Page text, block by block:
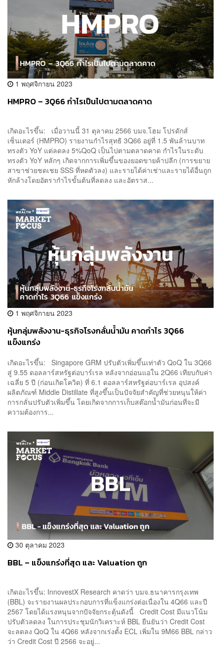
1 พฤศจิกายน 2023
HMPRO – 3Q66 กำไรเป็นไปตามตลาดคาด
เกิดอะไรขึ้น: เมื่อวานนี้ 31 ตุลาคม 2566 บมจ.โฮม โปรดักส์
เซ็นเตอร์ (HMPRO) รายงานกำไรสุทธิ 3Q66 อยู่ที่ 1.5 พันล้านบาท
ทรงตัว YoY แต่ลดลง 5%QoQ เป็นไปตามตลาดคาด กำไรในระดับ
ทรงตัว YoY หลักๆ เกิดจากการเพิ่มขึ้นของยอดขายค้าปลีก (การขยาย
สาขาช่วยชดเชย SSS ที่หดตัวลง) และรายได้ค่าเช่าและรายได้อื่นถูก
หักล้างโดยอัตรากำไรขั้นต้นที่ลดลง และอัตราส...
1 พฤศจิกายน 2023
หุ้นกลุ่มพลังงาน-ธุรกิจโรงกลั่นน้ำมัน คาดกำไร 3Q66
แข็งแกร่ง
เกิดอะไรขึ้น: Singapore GRM ปรับตัวเพิ่มขึ้นเท่าตัว QoQ ใน 3Q66
สู่ 9.55 ดอลลาร์สหรัฐต่อบาร์เรล หลังจากอ่อนแอใน 2Q66 เทียบกับค่า
เฉลี่ย 5 ปี (ก่อนเกิดโควิด) ที่ 6.1 ดอลลาร์สหรัฐต่อบาร์เรล อุปสงค์
ผลิตภัณฑ์ Middle Distillate ที่สูงขึ้นเป็นปัจจัยสำคัญที่ช่วยหนุนให้ค่า
การกลั่นปรับตัวเพิ่มขึ้น โดยเกิดจากการเก็บสต๊อกน้ำมันก่อนที่จะมี
ความต้องการ...
30 ตุลาคม 2023
BBL – แข็งแกร่งที่สุด และ Valuation ถูก
เกิดอะไรขึ้น: InnovestX Research คาดว่า บมจ.ธนาคารกรุงเทพ
(BBL) จะรายงานผลประกอบการที่แข็งแกร่งต่อเนื่องใน 4Q66 และปี
2567 โดยได้แรงหนุนจากปัจจัยกระตุ้นดังนี้ Credit Cost มีแนวโน้ม
ปรับตัวลดลง ในการประชุมนักวิเคราะห์ BBL ยืนยันว่า Credit Cost
จะลดลง QoQ ใน 4Q66 หลังจากเร่งตั้ง ECL เพิ่มใน 9M66 BBL กล่าว
ว่า Credit Cost ปี 2566 จะอยู่...